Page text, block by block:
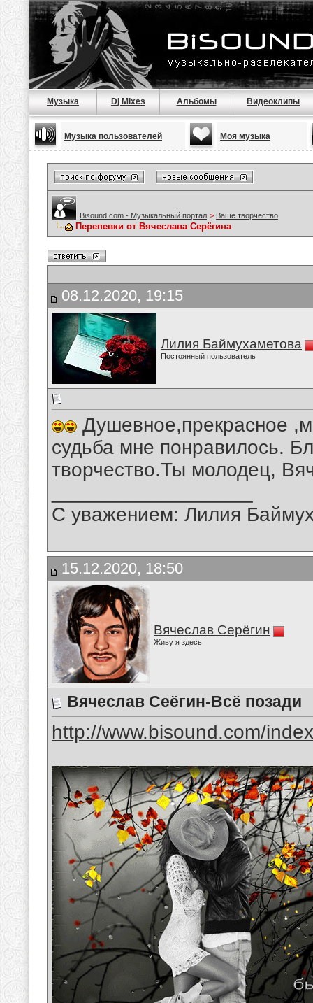
Музыка Dj Mixes Альбомы Видеоклипы
Музыка пользователей Моя музыка
Bisound.com - Музыкальный портал > Ваше творчество
Перепевки от Вячеслава Серёгина
08.12.2020, 19:15
Лилия Баймухаметова
Постоянный пользователь
Душевное,прекрасное
судьба мне понравилось.
творчество.Ты молодец,
С уважением: Лилия
15.12.2020, 18:50
Вячеслав Серёгин
Живу я здесь
Вячеслав Сеёгин-Всё позади
http://www.bisound.com/